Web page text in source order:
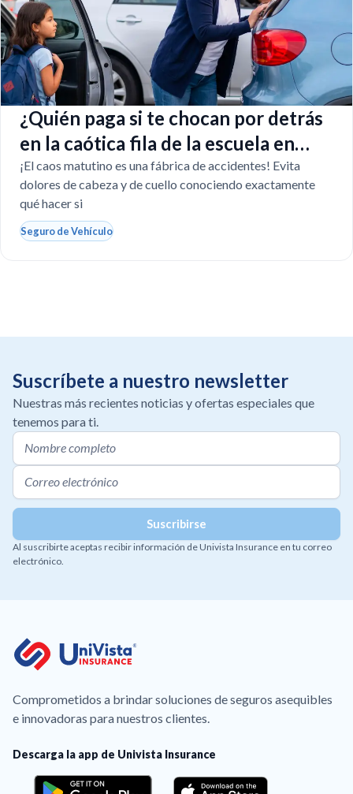
¿Quién paga si te chocan por detrás
en la caótica fila de la escuela en
Florida?
¡El caos matutino es una fábrica de accidentes! Evita
dolores de cabeza y de cuello conociendo exactamente
qué hacer si
Seguro de Vehículo
Suscríbete a nuestro newsletter
Nuestras más recientes noticias y ofertas especiales que
tenemos para ti.
Al suscribirte aceptas recibir información de Univista Insurance en tu correo
electrónico.
Comprometidos a brindar soluciones de seguros asequibles
e innovadoras para nuestros clientes.
Descarga la app de Univista Insurance